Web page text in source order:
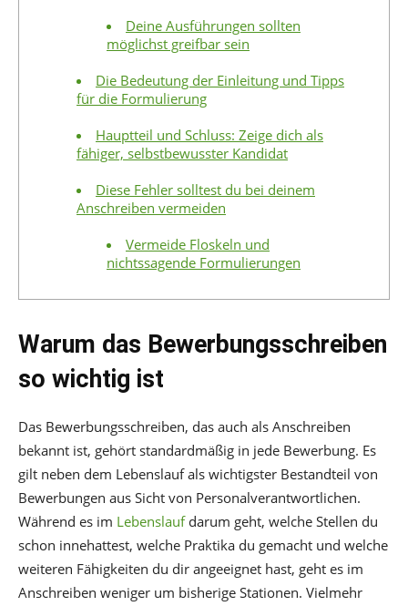
Deine Ausführungen sollten
möglichst greifbar sein
Die Bedeutung der Einleitung und Tipps
für die Formulierung
Hauptteil und Schluss: Zeige dich als
fähiger, selbstbewusster Kandidat
Diese Fehler solltest du bei deinem
Anschreiben vermeiden
Vermeide Floskeln und
nichtssagende Formulierungen
Warum das Bewerbungsschreiben
so wichtig ist
Das Bewerbungsschreiben, das auch als Anschreiben
bekannt ist, gehört standardmäßig in jede Bewerbung. Es
gilt neben dem Lebenslauf als wichtigster Bestandteil von
Bewerbungen aus Sicht von Personalverantwortlichen.
Während es im Lebenslaufdarum geht, welche Stellen du
schon innehattest, welche Praktika du gemacht und welche
weiteren Fähigkeiten du dir angeeignet hast, geht es im
Anschreiben weniger um bisherige Stationen. Vielmehr